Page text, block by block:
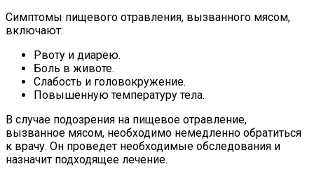
Симптомы пищевого отравления, вызванного мясом,
включают:
Рвоту и диарею.
Боль в животе.
Слабость и головокружение.
Повышенную температуру тела.
В случае подозрения на пищевое отравление,
вызванное мясом, необходимо немедленно обратиться
к врачу. Он проведет необходимые обследования и
назначит подходящее лечение.